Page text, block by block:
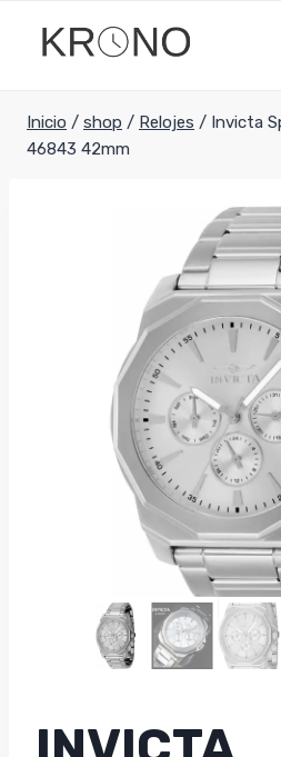
Inicio / shop / Relojes / Invicta
46843 42mm